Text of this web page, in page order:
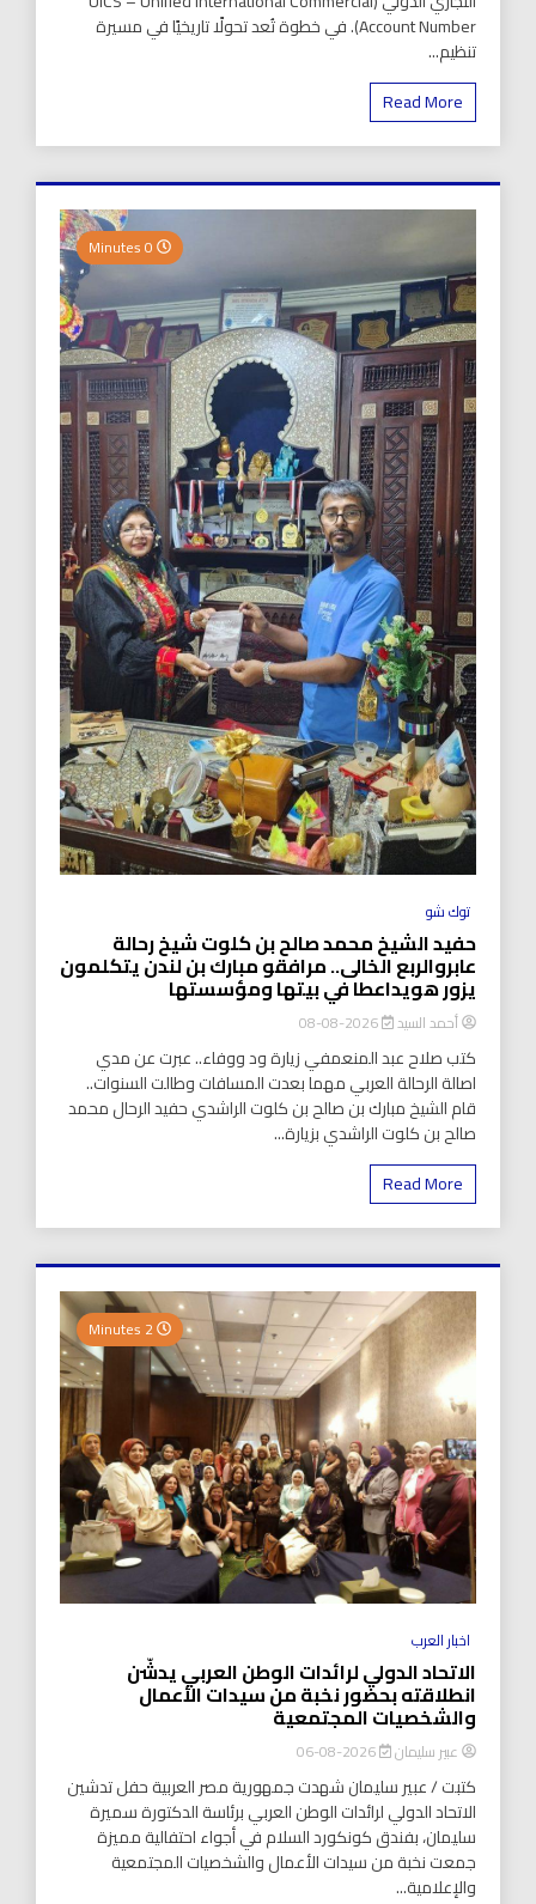
Account Number). في خطوة تُعد تحولًا تاريخيًا في مسيرة
تنظيم...
Read More
توك شو
حفيد الشيخ محمد صالح بن كلوت شيخ رحالة
عابروالربع الخالى.. مرافقو مبارك بن لندن يتكلمون
يزور هويداعطا في بيتها ومؤسستها
أحمد السيد 2026-08-08
كتب صلاح عبد المنعمفي زيارة ود ووفاء.. عبرت عن مدي
اصالة الرحالة العربي مهما بعدت المسافات وطالت السنوات..
قام الشيخ مبارك بن صالح بن كلوت الراشدي حفيد الرحال محمد
صالح بن كلوت الراشدي بزيارة...
Read More
اخبار العرب
الاتحاد الدولي لرائدات الوطن العربي يدشّن
انطلاقته بحضور نخبة من سيدات الأعمال
والشخصيات المجتمعية
عبير سليمان 2026-08-06
كتبت / عبير سليمان شهدت جمهورية مصر العربية حفل تدشين
الاتحاد الدولي لرائدات الوطن العربي برئاسة الدكتورة سميرة
سليمان، بفندق كونكورد السلام في أجواء احتفالية مميزة
جمعت نخبة من سيدات الأعمال والشخصيات المجتمعية
والإعلامية...